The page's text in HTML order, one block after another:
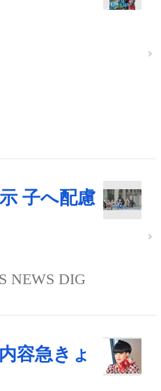
子へ配慮
NEWS DIG
容急きょ